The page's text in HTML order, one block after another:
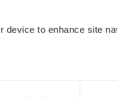
device to enhance site